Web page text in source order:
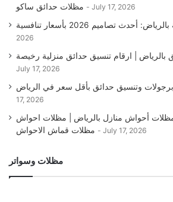
مظلات حدائق ساكو
July 17, 2026
أحدث تصاميم 2026 بأسعار تنافسية
2026
| ارقام تنسيق حدائق منزلية رخيصة
July 17, 2026
وتنسيق حدائق بأقل سعر في الرياض
17, 2026
أحواش منازل بالرياض | مظلات احواش
مظلات قماش الاحواش
July 17, 2026
مظلات وسواتر